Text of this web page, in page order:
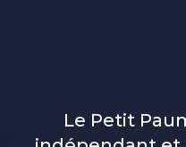
Le Petit